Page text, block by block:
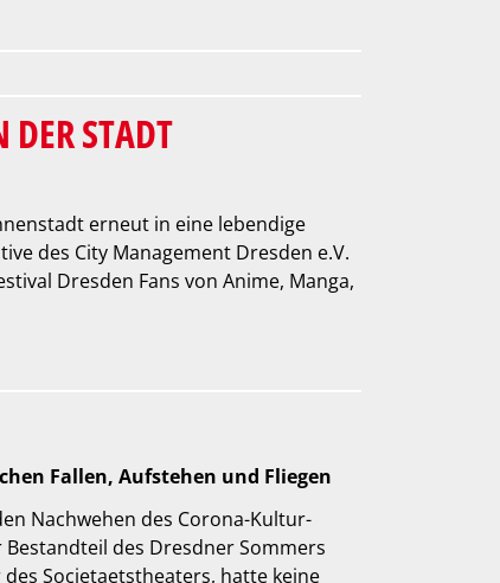
DER STADT
erneut in eine lebendige
des City Management Dresden e.V.
Dresden Fans von Anime, Manga,
Fallen, Aufstehen und Fliegen
Nachwehen des Corona-Kultur-
des Dresdner Sommers
Societaetstheaters, hatte keine